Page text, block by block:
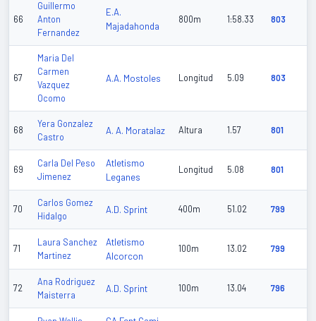
66
Guillermo
Anton
Fernandez
E.A.
Majadahonda
800m 1:58.33 803
67
Maria Del
Carmen
Vazquez
Ocomo
A.A. Mostoles Longitud 5.09 803
68
Yera Gonzalez
Castro
A. A. Moratalaz Altura 1.57 801
69
Carla Del Peso
Jimenez
Atletismo
Leganes
Longitud 5.08 801
70
Carlos Gomez
Hidalgo
A.D. Sprint 400m 51.02 799
71
Laura Sanchez
Martinez
Atletismo
Alcorcon
100m 13.02 799
72
Ana Rodriguez
Maisterra
A.D. Sprint 100m 13.04 796